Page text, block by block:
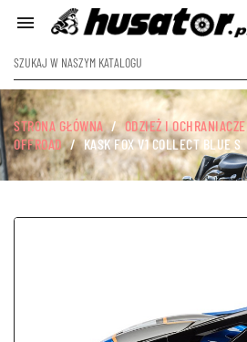

STRONA GŁÓWNA ODZIEŻ I OCHRANIACZE
OFFROAD
KASK FOX V1 COLLECT BLUE S